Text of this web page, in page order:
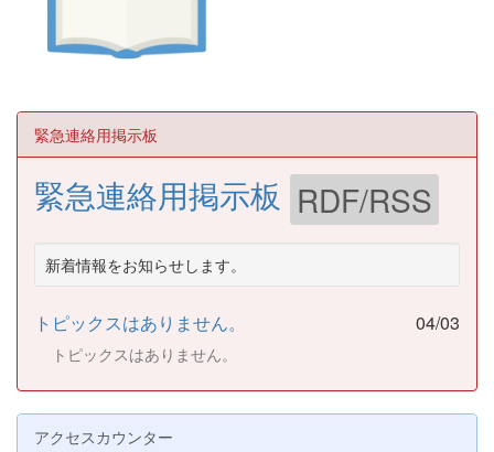
緊急連絡用掲示板
緊急連絡用掲示板 RDF/RSS
新着情報をお知らせします。
トピックスはありません。 04/03
トピックスはありません。
アクセスカウンター